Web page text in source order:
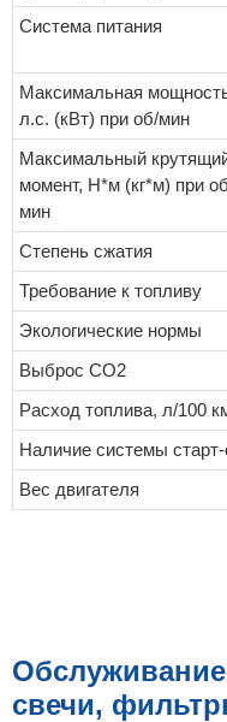
Система питания
Максимальная
л.с. (кВт) при об/мин
Максимальный
момент, Н*м (кг*м) при
мин
Степень сжатия
Требование к топливу
Экологические нормы
Выброс CO2
Расход топлива, л/100
Наличие системы старт-
Вес двигателя
свечи,